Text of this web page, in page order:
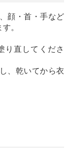
顔・首・手など
。
り直してくださ
、乾いてから衣